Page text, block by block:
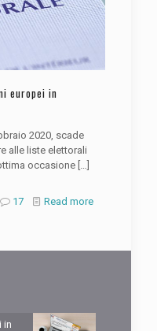
europei in
2020, scade
alle liste elettorali
occasione[…]
17 Read more
in